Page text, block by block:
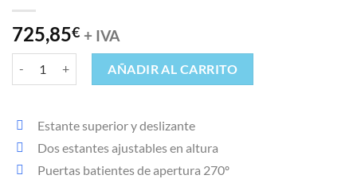
725,85€ + IVA
Armario multimedia M4-099 cantidad
AÑADIR AL CARRITO
Estante superior y deslizante
Dos estantes ajustables en altura
Puertas batientes de apertura 270º